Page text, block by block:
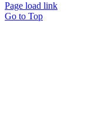
Page load link
Go to Top